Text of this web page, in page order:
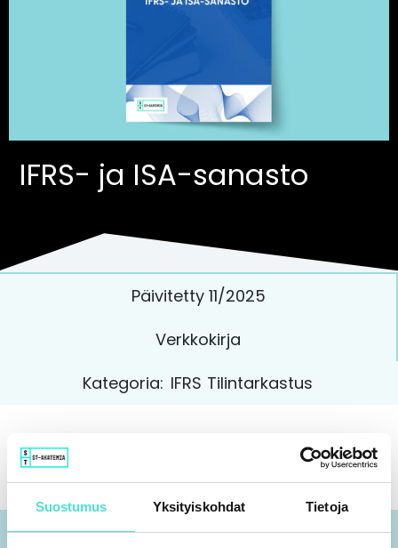
Suostumus Yksityiskohdat Tietoja
IFRS- ja ISA-sanasto
Päivitetty 11/2025
Verkkokirja
Kategoria: IFRS Tilintarkastus